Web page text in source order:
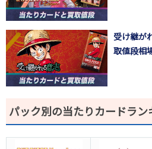
受け継が
取値段相
パック別の当たりカードラン